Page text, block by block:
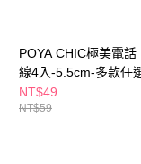
結帳頁面，進行簡訊認
２．訂單成立數日內，
３．收到繳費通知簡訊
ATM／網路銀行／等多
付款後全家取貨
每筆NT$65，滿
萊爾富取貨付款
POYA CHIC極美電話
線4入-5.5cm-多款任
NT$49
NT$59